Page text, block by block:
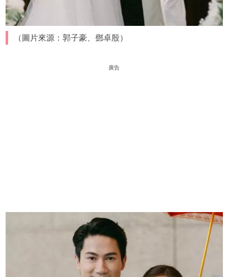
（圖片來源：郭子豪、鄧卓殷）
廣告